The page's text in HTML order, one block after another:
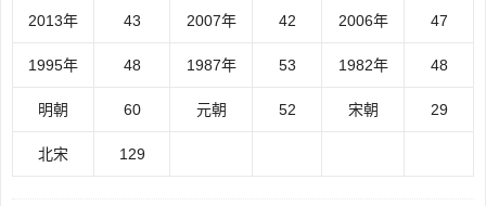
2013年 43 2007年 42 2006年 47
1995年 48 1987年 53 1982年 48
明朝 60 元朝 52 宋朝 29
北宋 129